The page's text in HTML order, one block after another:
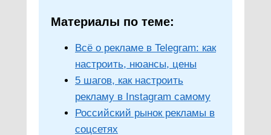
Материалы по теме:
Всё о рекламе в Telegram: как
настроить, нюансы, цены
5 шагов, как настроить
рекламу в Instagram самому
Российский рынок рекламы в
соцсетях